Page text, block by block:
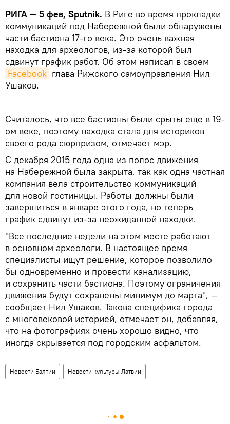
РИГА — 5 фев, Sputnik. В Риге во время прокладки
коммуникаций под Набережной были обнаружены
части бастиона 17-го века. Это очень важная
находка для археологов, из-за которой был
сдвинут график работ. Об этом написал в своем
Facebook глава Рижского самоуправления Нил
Ушаков.
Считалось, что все бастионы были срыты еще в 19-
ом веке, поэтому находка стала для историков
своего рода сюрпризом, отмечает мэр.
С декабря 2015 года одна из полос движения
на Набережной была закрыта, так как одна частная
компания вела строительство коммуникаций
для новой гостиницы. Работы должны были
завершиться в январе этого года, но теперь
график сдвинут из-за неожиданной находки.
"Все последние недели на этом месте работают
в основном археологи. В настоящее время
специалисты ищут решение, которое позволило
бы одновременно и провести канализацию,
и сохранить части бастиона. Поэтому ограничения
движения будут сохранены минимум до марта", —
сообщает Нил Ушаков. Такова специфика города
с многовековой историей, отмечает он, добавляя,
что на фотографиях очень хорошо видно, что
иногда скрывается под городским асфальтом.
Новости Балтии Новости культуры Латвии